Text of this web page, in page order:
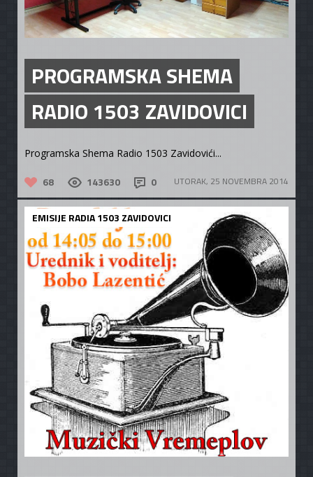
PROGRAMSKA SHEMA
RADIO 1503 ZAVIDOVICI
Programska Shema Radio 1503 Zavidovići...
68 143630 0 UTORAK, 25 NOVEMBRA 2014
EMISIJE RADIA 1503 ZAVIDOVICI